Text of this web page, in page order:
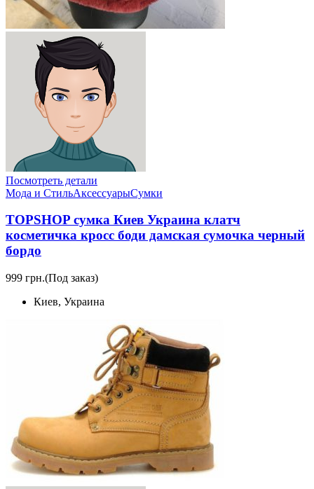
Посмотреть детали
Мода и СтильАксессуарыСумки
TOPSHOP сумка Киев Украина клатч
косметичка кросс боди дамская сумочка черный
бордо
999 грн.(Под заказ)
Киев, Украина